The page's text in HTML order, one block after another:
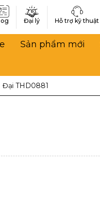
Đại lý Hỗ trợ kỹ thuật
Sản phẩm mới
Đại THD0881